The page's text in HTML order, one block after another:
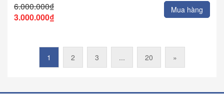
6.000.000₫
3.000.000₫
Mua hàng
1 2 3 ... 20 »